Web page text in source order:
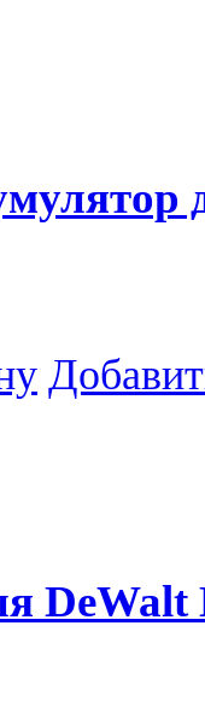
DeWalt